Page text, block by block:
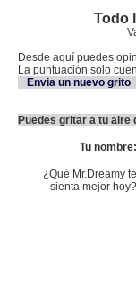
Todo
Desde aquí puedes
La puntuación solo
Envia un nuevo grito
Puedes gritar a tu aire
Tu nombre:
¿Qué Mr.Dreamy te
sienta mejor hoy?